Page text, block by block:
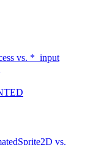
vs. *_input
vs.